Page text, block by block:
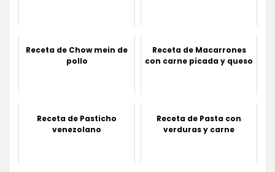
Receta de Chow mein de
pollo
Receta de Macarrones
con carne picada y queso
Receta de Pasticho
venezolano
Receta de Pasta con
verduras y carne